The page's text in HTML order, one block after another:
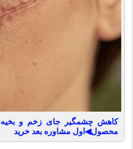
محصول◀اول مشاوره بعد خرید